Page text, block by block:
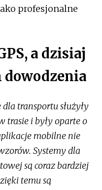
profesjonalne
a dzisiaj
transportu służyły
trasie i były oparte o
mobilne nie
Systemy dla
są coraz bardziej
temu są